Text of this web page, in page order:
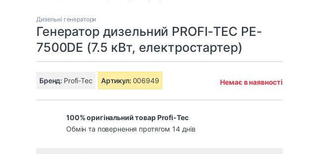
Дизельні генератори
Генератор дизельний PROFI-TEC PE-
7500DE (7.5 кВт, електростартер)
Бренд: Profi-Tec Артикул: 006949 Немає в наявності
100% оригінальний товар Profi-Tec
Обмін та повернення протягом 14 днів